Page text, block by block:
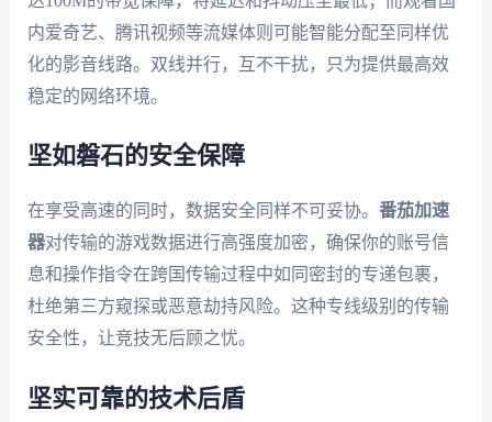
内爱奇艺、腾讯视频等流媒体则可能智能分配至同样优
化的影音线路。双线并行，互不干扰，只为提供最高效
稳定的网络环境。
坚如磐石的安全保障
在享受高速的同时，数据安全同样不可妥协。 番茄加速
器对传输的游戏数据进行高强度加密，确保你的账号信
息和操作指令在跨国传输过程中如同密封的专递包裹，
杜绝第三方窥探或恶意劫持风险。这种专线级别的传输
安全性，让竞技无后顾之忧。
坚实可靠的技术后盾